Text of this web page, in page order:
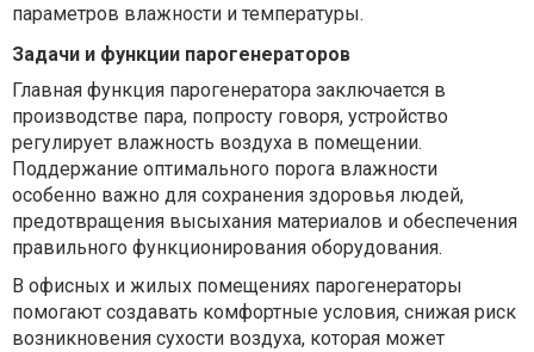
параметров влажности и температуры.
Задачи и функции парогенераторов
Главная функция парогенератора заключается в
производстве пара, попросту говоря, устройство
регулирует влажность воздуха в помещении.
Поддержание оптимального порога влажности
особенно важно для сохранения здоровья людей,
предотвращения высыхания материалов и обеспечения
правильного функционирования оборудования.
В офисных и жилых помещениях парогенераторы
помогают создавать комфортные условия, снижая риск
возникновения сухости воздуха, которая может